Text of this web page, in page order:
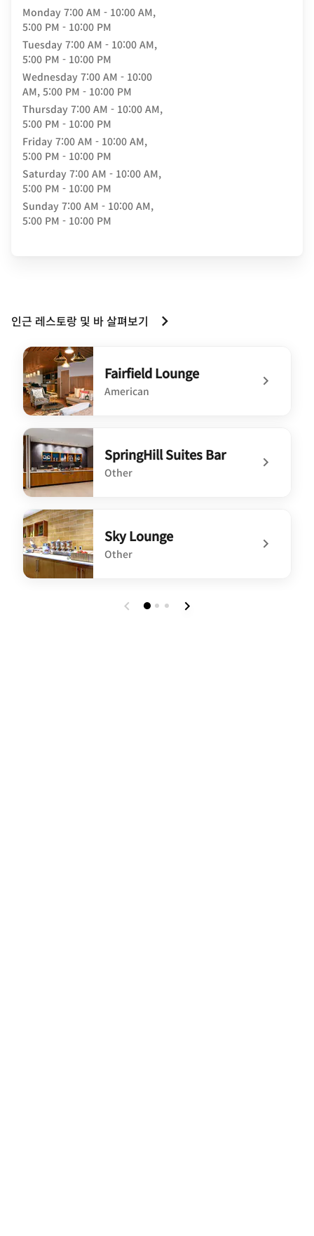
Monday 7:00 AM - 10:00 AM,
5:00 PM - 10:00 PM
Tuesday 7:00 AM - 10:00 AM,
5:00 PM - 10:00 PM
Wednesday 7:00 AM - 10:00
AM, 5:00 PM - 10:00 PM
Thursday 7:00 AM - 10:00 AM,
5:00 PM - 10:00 PM
Friday 7:00 AM - 10:00 AM,
5:00 PM - 10:00 PM
Saturday 7:00 AM - 10:00 AM,
5:00 PM - 10:00 PM
Sunday 7:00 AM - 10:00 AM,
5:00 PM - 10:00 PM
인근 레스토랑 및 바 살펴보기
Fairfield Lounge
American
undefined Fairfield Lounge
SpringHill Suites Bar
Other
undefined SpringHill Suites Bar
Sky Lounge
Other
undefined Sky Lounge